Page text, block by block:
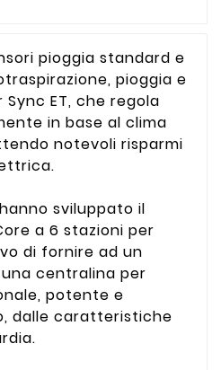
pioggia standard e
pioggia e
ET, che regola
in base al clima
notevoli risparmi
sviluppato il
a 6 stazioni per
di fornire ad un
centralina per
potente e
dalle caratteristiche